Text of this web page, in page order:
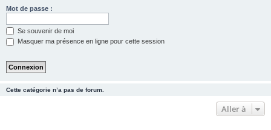
Mot de passe :
Se souvenir de moi
Masquer ma présence en ligne pour cette session
Cette catégorie n’a pas de forum.
Aller à